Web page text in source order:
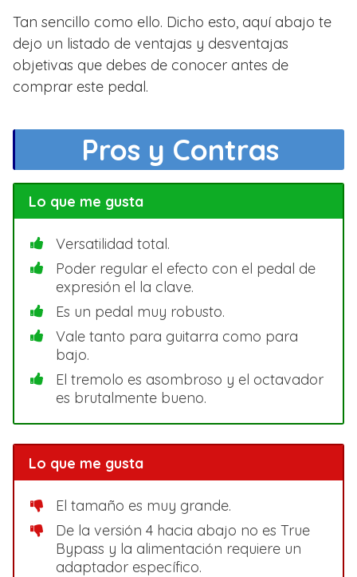
Munky (Korn).
Nels Cline (Wilco).
Noel Gallagher (Oasis).
Richard Z. Kruspe (Rammstein).
Robin Finck (Nine Inch Nails).
Russell Lissack (Bloc party).
Sid Wilson (Slipknot).
Steve Stevens (Billy Idol).
Steve Vai.
Taylor York (Paramore.).
The Edge (U2).
Tito Fuentes (Molotov).
Tom Morello (Rage Against The Machine).
Tan sencillo como ello. Dicho esto, aquí abajo te
dejo un listado de ventajas y desventajas
objetivas que debes de conocer antes de
comprar este pedal.
Pros y Contras
Lo que me gusta
Versatilidad total.
Poder regular el efecto con el pedal de
expresión el la clave.
Es un pedal muy robusto.
Vale tanto para guitarra como para
bajo.
El tremolo es asombroso y el octavador
es brutalmente bueno.
Lo que me gusta
El tamaño es muy grande.
De la versión 4 hacia abajo no es True
Bypass y la alimentación requiere un
adaptador específico.